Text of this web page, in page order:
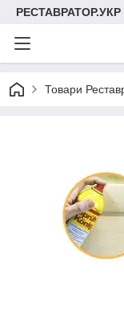
РЕСТАВРАТОР.УКР
Товари